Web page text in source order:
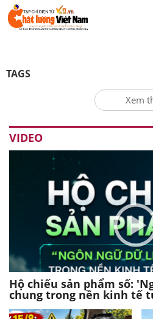
TAGS
Xem
VIDEO
Hộ chiếu sản phẩm số:
chung trong nền kinh tế